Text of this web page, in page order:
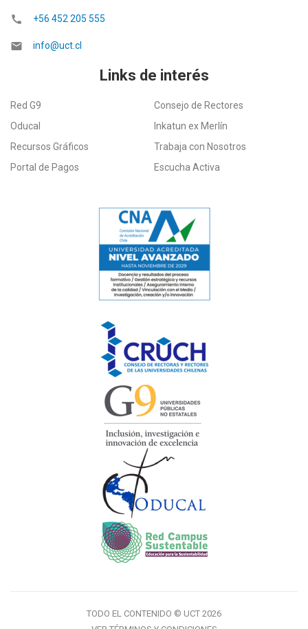
call +56 452 205 555
email info@uct.cl
Links de interés
Red G9
Consejo de Rectores
Oducal
Inkatun ex Merlín
Recursos Gráficos
Trabaja con Nosotros
Portal de Pagos
Escucha Activa
TODO EL CONTENIDO © UCT 2026